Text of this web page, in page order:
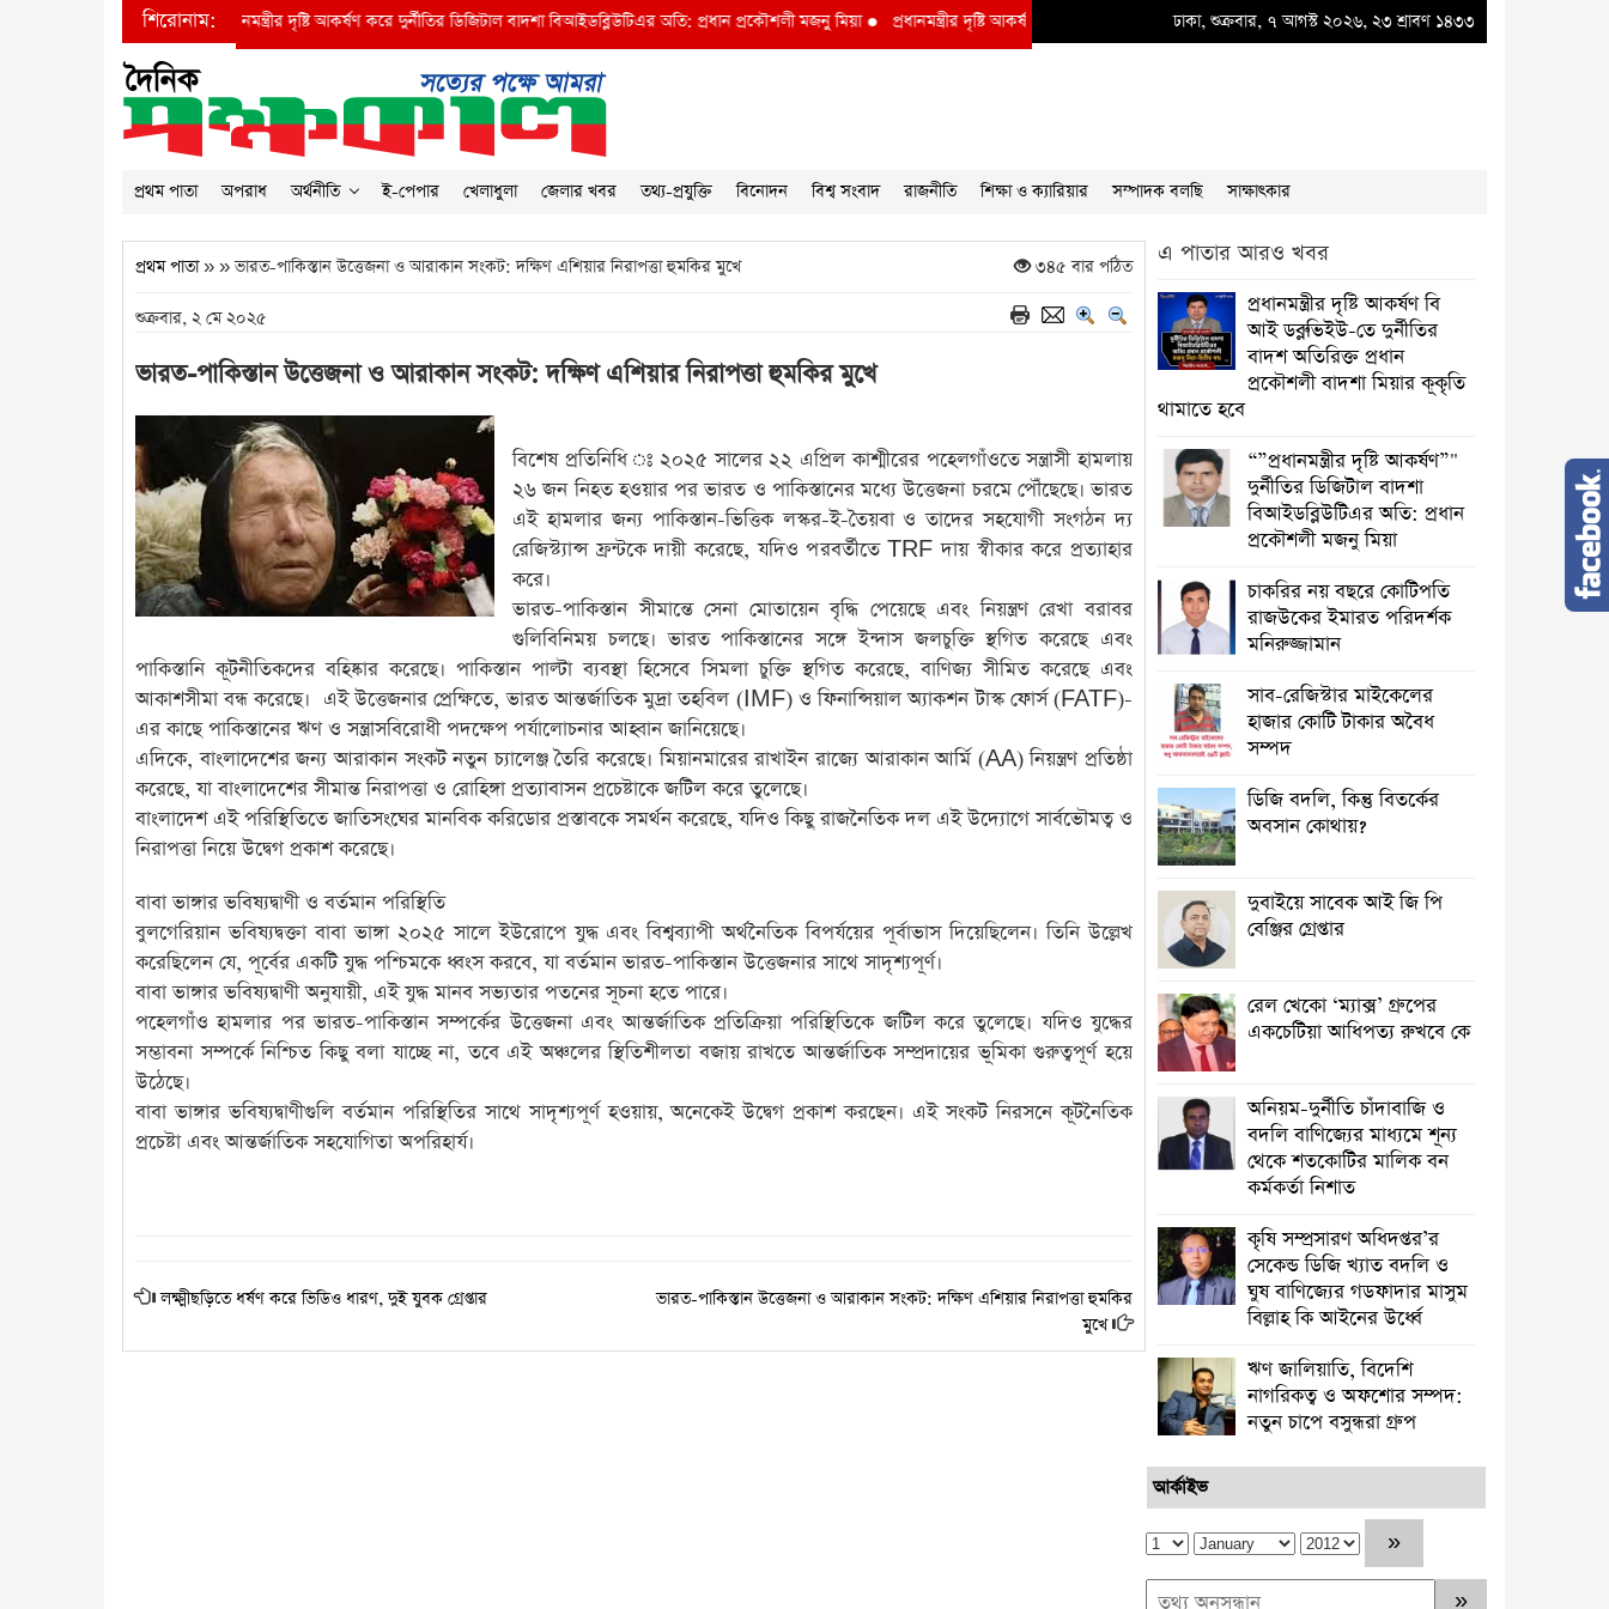
শিরোনাম:
●প্রধানমন্ত্রীর দৃষ্টি আকর্ষণ করে দুর্নীতির ডিজিটাল বাদশা বিআইডব্লিউটিএর অতি: প্রধান প্রকৌশলী মজনু মিয়া●প্রধানমন্ত্রীর দৃষ্টি আকর্ষণ বি আই ডব্লুভিইউ-তে দুর্নীতির বাদশ অতিরিক্ত প্রধান প্রকৌশলী বাদশা মিয়ার কূকৃতি থামাতে হবে
ঢাকা, শুক্রবার, ৭ আগস্ট ২০২৬, ২৩ শ্রাবণ ১৪৩৩
প্রথম পাতা অপরাধ অর্থনীতি ই-পেপার খেলাধুলা জেলার খবর তথ্য-প্রযুক্তি বিনোদন বিশ্ব সংবাদ রাজনীতি শিক্ষা ও ক্যারিয়ার সম্পাদক বলছি সাক্ষাৎকার
প্রথম পাতা» » ভারত-পাকিস্তান উত্তেজনা ও আরাকান সংকট: দক্ষিণ এশিয়ার নিরাপত্তা হুমকির মুখে ৩৪৫ বার পঠিত
শুক্রবার, ২ মে ২০২৫
ভারত-পাকিস্তান উত্তেজনা ও আরাকান সংকট: দক্ষিণ এশিয়ার নিরাপত্তা হুমকির মুখে
বিশেষ প্রতিনিধি ঃ ২০২৫ সালের ২২ এপ্রিল কাশ্মীরের পহেলগাঁওতে সন্ত্রাসী হামলায়
২৬ জন নিহত হওয়ার পর ভারত ও পাকিস্তানের মধ্যে উত্তেজনা চরমে পৌঁছেছে। ভারত
এই হামলার জন্য পাকিস্তান-ভিত্তিক লস্কর-ই-তৈয়বা ও তাদের সহযোগী সংগঠন দ্য
রেজিস্ট্যান্স ফ্রন্টকে দায়ী করেছে, যদিও পরবর্তীতে TRF দায় স্বীকার করে প্রত্যাহার
করে।
ভারত-পাকিস্তান সীমান্তে সেনা মোতায়েন বৃদ্ধি পেয়েছে এবং নিয়ন্ত্রণ রেখা বরাবর
গুলিবিনিময় চলছে। ভারত পাকিস্তানের সঙ্গে ইন্দাস জলচুক্তি স্থগিত করেছে এবং
পাকিস্তানি কূটনীতিকদের বহিষ্কার করেছে। পাকিস্তান পাল্টা ব্যবস্থা হিসেবে সিমলা চুক্তি স্থগিত করেছে, বাণিজ্য সীমিত করেছে এবং
আকাশসীমা বন্ধ করেছে। এই উত্তেজনার প্রেক্ষিতে, ভারত আন্তর্জাতিক মুদ্রা তহবিল (IMF) ও ফিনান্সিয়াল অ্যাকশন টাস্ক ফোর্স (FATF)-
এর কাছে পাকিস্তানের ঋণ ও সন্ত্রাসবিরোধী পদক্ষেপ পর্যালোচনার আহ্বান জানিয়েছে।
এদিকে, বাংলাদেশের জন্য আরাকান সংকট নতুন চ্যালেঞ্জ তৈরি করেছে। মিয়ানমারের রাখাইন রাজ্যে আরাকান আর্মি (AA) নিয়ন্ত্রণ প্রতিষ্ঠা
করেছে, যা বাংলাদেশের সীমান্ত নিরাপত্তা ও রোহিঙ্গা প্রত্যাবাসন প্রচেষ্টাকে জটিল করে তুলেছে।
বাংলাদেশ এই পরিস্থিতিতে জাতিসংঘের মানবিক করিডোর প্রস্তাবকে সমর্থন করেছে, যদিও কিছু রাজনৈতিক দল এই উদ্যোগে সার্বভৌমত্ব ও
নিরাপত্তা নিয়ে উদ্বেগ প্রকাশ করেছে।
বাবা ভাঙ্গার ভবিষ্যদ্বাণী ও বর্তমান পরিস্থিতি
বুলগেরিয়ান ভবিষ্যদ্বক্তা বাবা ভাঙ্গা ২০২৫ সালে ইউরোপে যুদ্ধ এবং বিশ্বব্যাপী অর্থনৈতিক বিপর্যয়ের পূর্বাভাস দিয়েছিলেন। তিনি উল্লেখ
করেছিলেন যে, পূর্বের একটি যুদ্ধ পশ্চিমকে ধ্বংস করবে, যা বর্তমান ভারত-পাকিস্তান উত্তেজনার সাথে সাদৃশ্যপূর্ণ।
বাবা ভাঙ্গার ভবিষ্যদ্বাণী অনুযায়ী, এই যুদ্ধ মানব সভ্যতার পতনের সূচনা হতে পারে।
পহেলগাঁও হামলার পর ভারত-পাকিস্তান সম্পর্কের উত্তেজনা এবং আন্তর্জাতিক প্রতিক্রিয়া পরিস্থিতিকে জটিল করে তুলেছে। যদিও যুদ্ধের
সম্ভাবনা সম্পর্কে নিশ্চিত কিছু বলা যাচ্ছে না, তবে এই অঞ্চলের স্থিতিশীলতা বজায় রাখতে আন্তর্জাতিক সম্প্রদায়ের ভূমিকা গুরুত্বপূর্ণ হয়ে
উঠেছে।
বাবা ভাঙ্গার ভবিষ্যদ্বাণীগুলি বর্তমান পরিস্থিতির সাথে সাদৃশ্যপূর্ণ হওয়ায়, অনেকেই উদ্বেগ প্রকাশ করছেন। এই সংকট নিরসনে কূটনৈতিক
প্রচেষ্টা এবং আন্তর্জাতিক সহযোগিতা অপরিহার্য।
লক্ষ্মীছড়িতে ধর্ষণ করে ভিডিও ধারণ, দুই যুবক গ্রেপ্তার
ভারত-পাকিস্তান উত্তেজনা ও আরাকান সংকট: দক্ষিণ এশিয়ার নিরাপত্তা হুমকির
মুখে
এ পাতার আরও খবর
প্রধানমন্ত্রীর দৃষ্টি আকর্ষণ বি
আই ডব্লুভিইউ-তে দুর্নীতির
বাদশ অতিরিক্ত প্রধান
প্রকৌশলী বাদশা মিয়ার কূকৃতি
থামাতে হবে
“”প্রধানমন্ত্রীর দৃষ্টি আকর্ষণ”"
দুর্নীতির ডিজিটাল বাদশা
বিআইডব্লিউটিএর অতি: প্রধান
প্রকৌশলী মজনু মিয়া
চাকরির নয় বছরে কোটিপতি
রাজউকের ইমারত পরিদর্শক
মনিরুজ্জামান
সাব-রেজিস্টার মাইকেলের
হাজার কোটি টাকার অবৈধ
সম্পদ
ডিজি বদলি, কিন্তু বিতর্কের
অবসান কোথায়?
দুবাইয়ে সাবেক আই জি পি
বেঞ্জির গ্রেপ্তার
রেল খেকো ‘ম্যাক্স’ গ্রুপের
একচেটিয়া আধিপত্য রুখবে কে
অনিয়ম-দুর্নীতি চাঁদাবাজি ও
বদলি বাণিজ্যের মাধ্যমে শূন্য
থেকে শতকোটির মালিক বন
কর্মকর্তা নিশাত
কৃষি সম্প্রসারণ অধিদপ্তর’র
সেকেন্ড ডিজি খ্যাত বদলি ও
ঘুষ বাণিজ্যের গডফাদার মাসুম
বিল্লাহ কি আইনের উর্ধ্বে
ঋণ জালিয়াতি, বিদেশি
নাগরিকত্ব ও অফশোর সম্পদ:
নতুন চাপে বসুন্ধরা গ্রুপ
আর্কাইভ